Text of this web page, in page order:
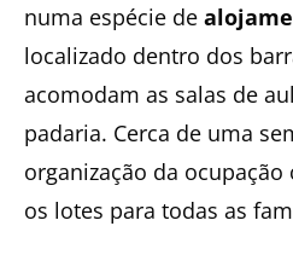
numa espécie de
localizado dentro dos
acomodam as salas de
padaria. Cerca de uma
organização da
os lotes para todas as